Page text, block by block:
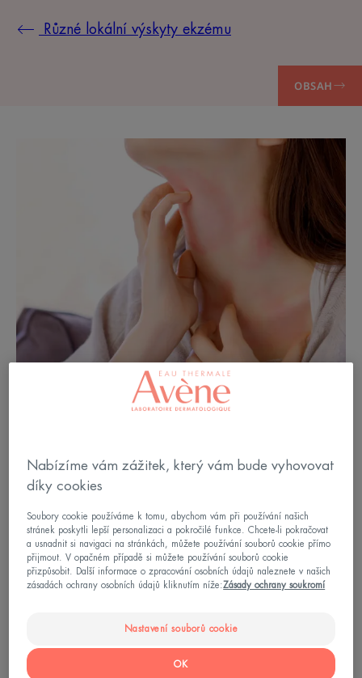
Různé lokální výskyty ekzému
OBSAH
Příčiny ekzému na obličeji a krku
Na obličeji a krku se může objevit atopický nebo
kojence a dospělé. Ekzém na krku je běžný u dětí.
Pokud je příčinou alergen, může se jednat o rtěnku
Nabízíme vám zážitek, který vám bude vyhovovat
díky cookies
Soubory cookie používáme k tomu, abychom vám při používání našich
stránek poskytli lepší personalizaci a pokročilé funkce. Chcete-li pokračovat
a usnadnit si navigaci na stránkách, můžete používání souborů cookie přímo
přijmout. V opačném případě si můžete používání souborů cookie
přizpůsobit. Další informace o zpracování osobních údajů naleznete v našich
zásadách ochrany osobních údajů kliknutím níže:Zásady ochrany soukromí
Nastavení souborů cookie
OK